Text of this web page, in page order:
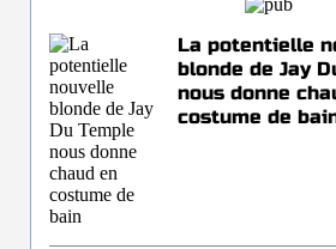
La potentielle
blonde de Jay
nous donne
costume de